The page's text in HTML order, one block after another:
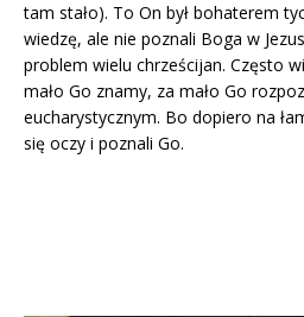
tam stało). To On był bohaterem
wiedzę, ale nie poznali Boga w
problem wielu chrześcijan. Często
mało Go znamy, za mało Go
eucharystycznym. Bo dopiero na
się oczy i poznali Go.